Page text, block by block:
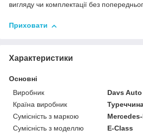
вигляду чи комплектації без
Приховати
Характеристики
Основні
Виробник
Davs Auto
Країна виробник
Сумісність з маркою
Сумісність з моделлю
E-Class